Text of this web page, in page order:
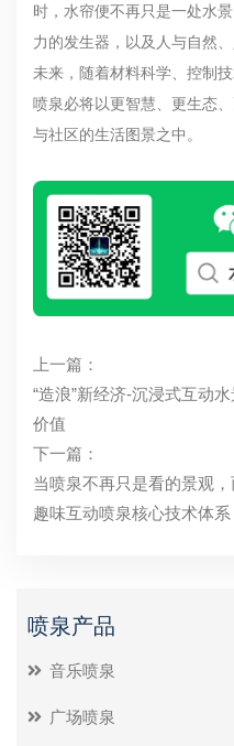
时，水帘便不再只是一处水
力的发生器，以及人与自然
未来，随着材料科学、控制
喷泉必将以更智慧、更生态
与社区的生活图景之中。
上一篇：
“造浪”新经济-沉浸式互动
价值
下一篇：
当喷泉不再只是看的景观
趣味互动喷泉核心技术体系
喷泉产品
音乐喷泉
广场喷泉